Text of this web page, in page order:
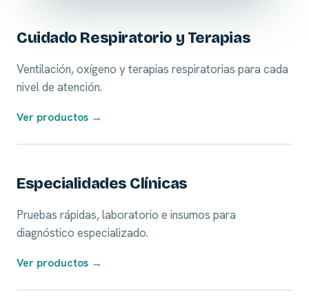
Cuidado Respiratorio y Terapias
Ventilación, oxígeno y terapias respiratorias para cada
nivel de atención.
Ver productos →
Especialidades Clínicas
Pruebas rápidas, laboratorio e insumos para
diagnóstico especializado.
Ver productos →